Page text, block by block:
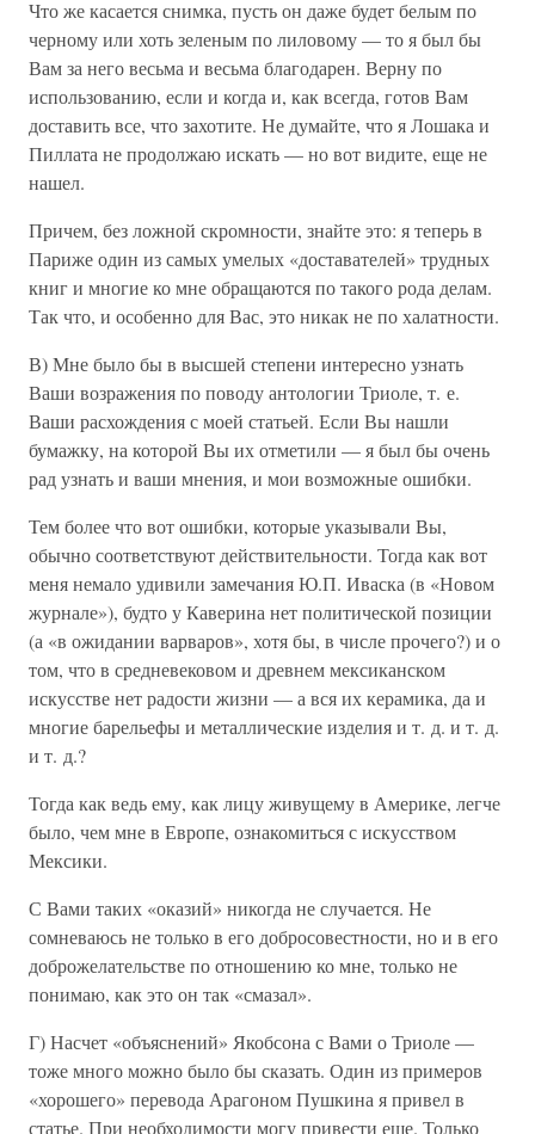
Что же касается снимка, пусть он даже будет белым по
черному или хоть зеленым по лиловому — то я был бы
Вам за него весьма и весьма благодарен. Верну по
использованию, если и когда и, как всегда, готов Вам
доставить все, что захотите. Не думайте, что я Лошака и
Пиллата не продолжаю искать — но вот видите, еще не
нашел.
Причем, без ложной скромности, знайте это: я теперь в
Париже один из самых умелых «доставателей» трудных
книг и многие ко мне обращаются по такого рода делам.
Так что, и особенно для Вас, это никак не по халатности.
В) Мне было бы в высшей степени интересно узнать
Ваши возражения по поводу антологии Триоле, т. е.
Ваши расхождения с моей статьей. Если Вы нашли
бумажку, на которой Вы их отметили — я был бы очень
рад узнать и ваши мнения, и мои возможные ошибки.
Тем более что вот ошибки, которые указывали Вы,
обычно соответствуют действительности. Тогда как вот
меня немало удивили замечания Ю.П. Иваска (в «Новом
журнале»), будто у Каверина нет политической позиции
(а «в ожидании варваров», хотя бы, в числе прочего?) и о
том, что в средневековом и древнем мексиканском
искусстве нет радости жизни — а вся их керамика, да и
многие барельефы и металлические изделия и т. д. и т. д.
и т. д.?
Тогда как ведь ему, как лицу живущему в Америке, легче
было, чем мне в Европе, ознакомиться с искусством
Мексики.
С Вами таких «оказий» никогда не случается. Не
сомневаюсь не только в его добросовестности, но и в его
доброжелательстве по отношению ко мне, только не
понимаю, как это он так «смазал».
Г) Насчет «объяснений» Якобсона с Вами о Триоле —
тоже много можно было бы сказать. Один из примеров
«хорошего» перевода Арагоном Пушкина я привел в
статье. При необходимости могу привести еще. Только